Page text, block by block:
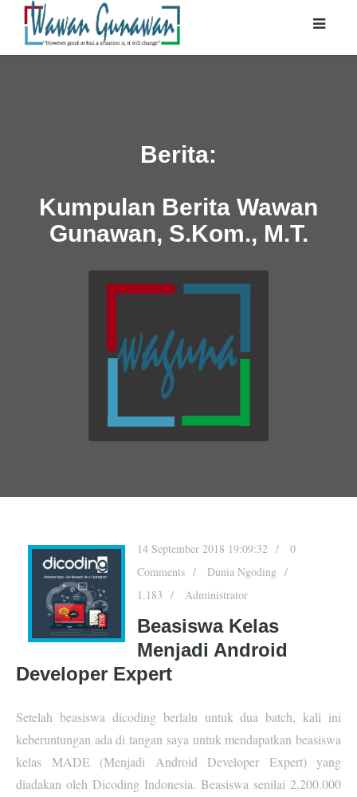
Berita:
Kumpulan Berita Wawan
Gunawan, S.Kom., M.T.
14 September 2018 19:09:32
0
Comments
Dunia Ngoding
1.183
Administrator
Beasiswa Kelas
Menjadi Android
Developer Expert
Setelah beasiswa dicoding berlalu untuk dua batch, kali ini
keberuntungan ada di tangan saya untuk mendapatkan beasiswa
kelas MADE (Menjadi Android Developer Expert) yang
diadakan oleh Dicoding Indonesia. Beasiswa senilai 2.200.000